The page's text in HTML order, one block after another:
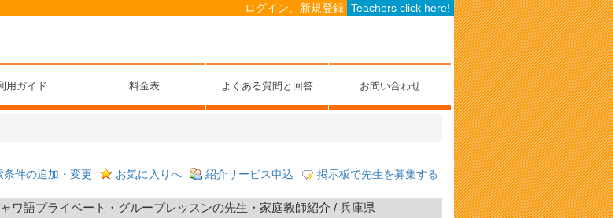
ログイン、新規登録 Teachers click here!
用ガイド 料金表 よくある質問と回答 お問い合わせ
条件の追加・変更 お気に入りへ 紹介サービス申込 掲示板で先生を募集する
ワ語プライベート・グループレッスンの先生・家庭教師紹介 / 兵庫県